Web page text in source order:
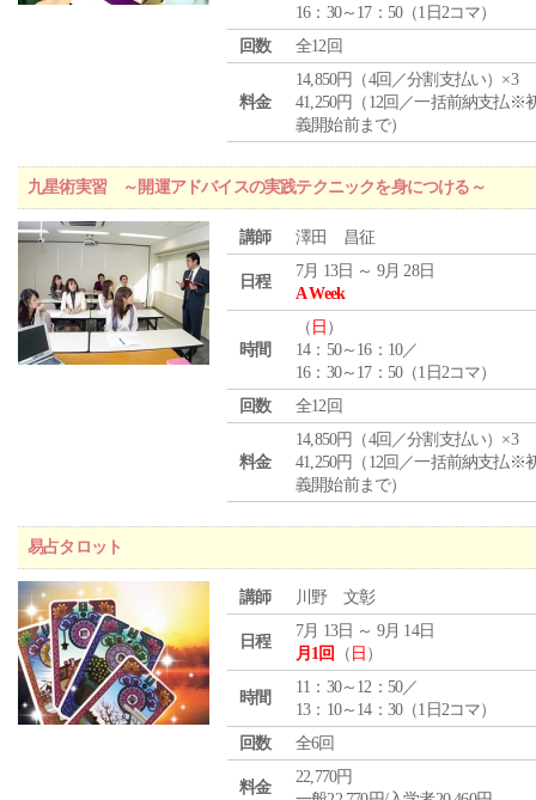
16：30～17：50（1日2コマ）
回数
全12回
料金
14,850円（4回／分割支払い）×3
41,250円（12回／一括前納支払※
義開始前まで）
九星術実習 ～開運アドバイスの実践テクニックを身につける～
講師 澤田 昌征
日程
7月 13日 ～ 9月 28日
A Week
時間
（ 日 ）
14：50～16：10／
16：30～17：50（1日2コマ）
回数
全12回
料金
14,850円（4回／分割支払い）×3
41,250円（12回／一括前納支払※
義開始前まで）
易占タロット
講師 川野 文彰
日程
7月 13日 ～ 9月 14日
月1回
（ 日 ）
時間
11：30～12：50／
13：10～14：30（1日2コマ）
回数
全6回
料金
22,770円